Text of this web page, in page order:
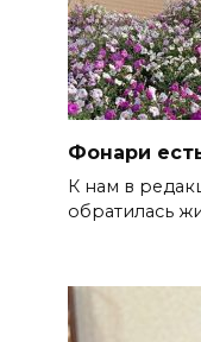
Фонари
К нам в
обратилась